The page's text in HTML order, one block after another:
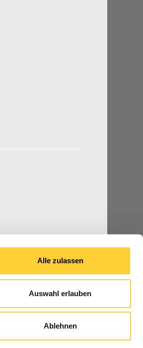
Alle zulassen
Auswahl erlauben
Ablehnen
GESAMT842.661
© 2026 Bauforum24.biz